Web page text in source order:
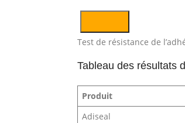
Test de résistance de
Tableau des résultats
Produit
Adiseal